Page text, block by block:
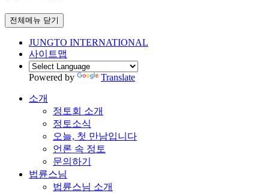
전체메뉴 닫기
JUNGTO INTERNATIONAL
사이트맵
Powered by Translate
소개
정토회 소개
정토소식
오늘, 첫 만남입니다
언론 속 정토
문의하기
법륜스님
법륜스님 소개